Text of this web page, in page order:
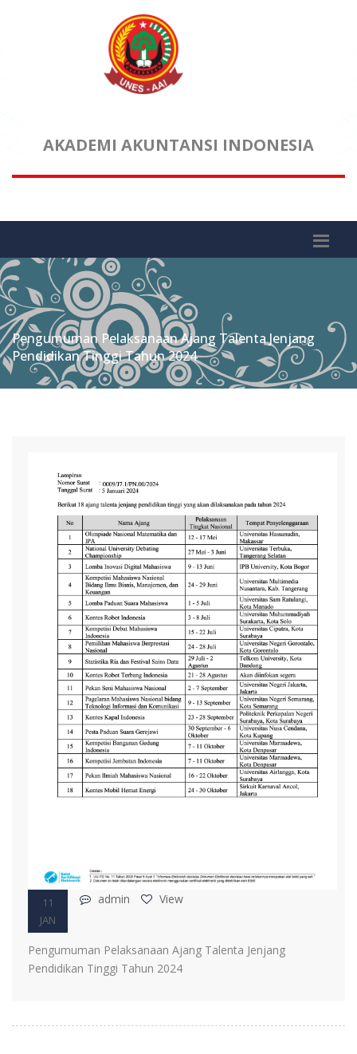
AKADEMI AKUNTANSI INDONESIA
Pengumuman Pelaksanaan Ajang Talenta Jenjang
Pendidikan Tinggi Tahun 2024
11
JAN
admin View
Pengumuman Pelaksanaan Ajang Talenta Jenjang
Pendidikan Tinggi Tahun 2024